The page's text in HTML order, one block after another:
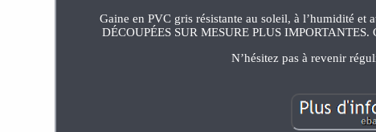
Gaine en PVC gris résistante au soleil, à l’humidité
DÉCOUPÉES SUR MESURE PLUS
N’hésitez pas à revenir